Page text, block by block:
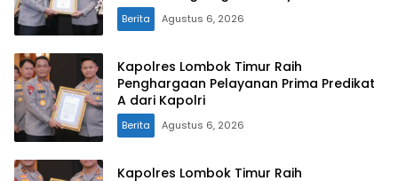
Kapolri
Berita Agustus 6, 2026
Kapolres Lombok Timur Raih
Penghargaan Pelayanan Prima Predikat
A dari Kapolri
Berita Agustus 6, 2026
Kapolres Lombok Timur Raih